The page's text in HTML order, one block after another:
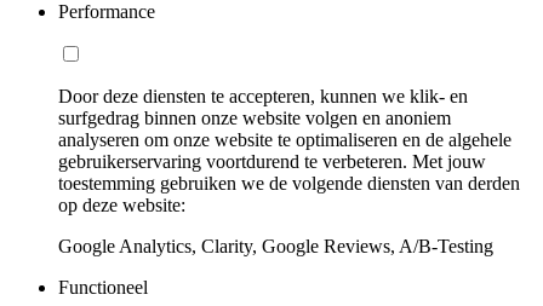
Performance
Door deze diensten te accepteren, kunnen we klik- en
surfgedrag binnen onze website volgen en anoniem
analyseren om onze website te optimaliseren en de algehele
gebruikerservaring voortdurend te verbeteren. Met jouw
toestemming gebruiken we de volgende diensten van derden
op deze website:
Google Analytics, Clarity, Google Reviews, A/B-Testing
Functioneel